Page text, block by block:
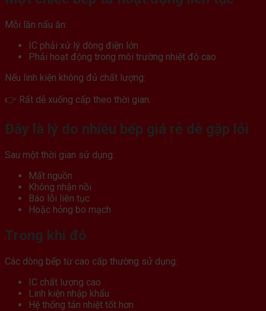
Mỗi lần nấu ăn:
IC phải xử lý dòng điện lớn
Phải hoạt động trong môi trường nhiệt độ cao
Nếu linh kiện không đủ chất lượng:
👉 Rất dễ xuống cấp theo thời gian.
Đây là lý do nhiều bếp giá rẻ dễ gặp lỗi
Sau một thời gian sử dụng:
Mất nguồn
Không nhận nồi
Báo lỗi liên tục
Hoặc hỏng bo mạch
Trong khi đó
Các dòng bếp từ cao cấp thường sử dụng:
IC chất lượng cao
Linh kiện nhập khẩu
Hệ thống tản nhiệt tốt hơn